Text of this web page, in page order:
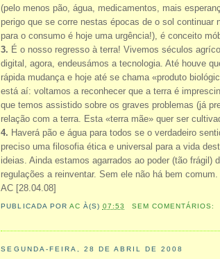
(pelo menos pão, água, medicamentos, mais
perigo que se corre nestas épocas de o sol
para o consumo é hoje uma urgência!), é conceito
3. É o nosso regresso à terra! Vivemos séculos
digital, agora, endeusámos a tecnologia. Até houve
rápida mudança e hoje até se chama «produto
está aí: voltamos a reconhecer que a terra é
que temos assistido sobre os graves problemas (já
relação com a terra. Esta «terra mãe» quer ser
4. Haverá pão e água para todos se o verdadeiro
preciso uma filosofia ética e universal para a vida
ideias. Ainda estamos agarrados ao poder (tão
regulações a reinventar. Sem ele não há bem
AC [28.04.08]
PUBLICADA POR AC À(S) 07:53 SEM COMENTÁRIOS:
SEGUNDA-FEIRA, 28 DE ABRIL DE 2008